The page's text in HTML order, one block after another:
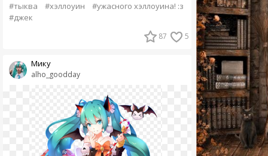
#тыква #хэллоуин
#ужасного хэллоуина! :з
#джек
87 5
alho_goodday
Мику